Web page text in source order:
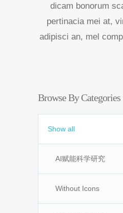
dicam bonorum
pertinacia mei at,
adipisci an, mel
Browse By Categories
Show all
AI赋能科学研究
Without Icons